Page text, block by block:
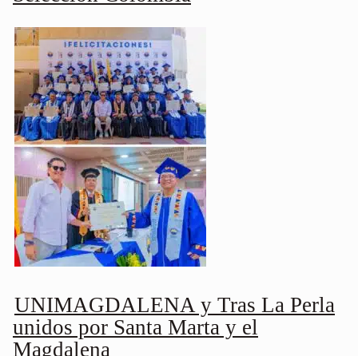
UNIMAGDALENA y Tras La Perla
unidos por Santa Marta y el
Magdalena